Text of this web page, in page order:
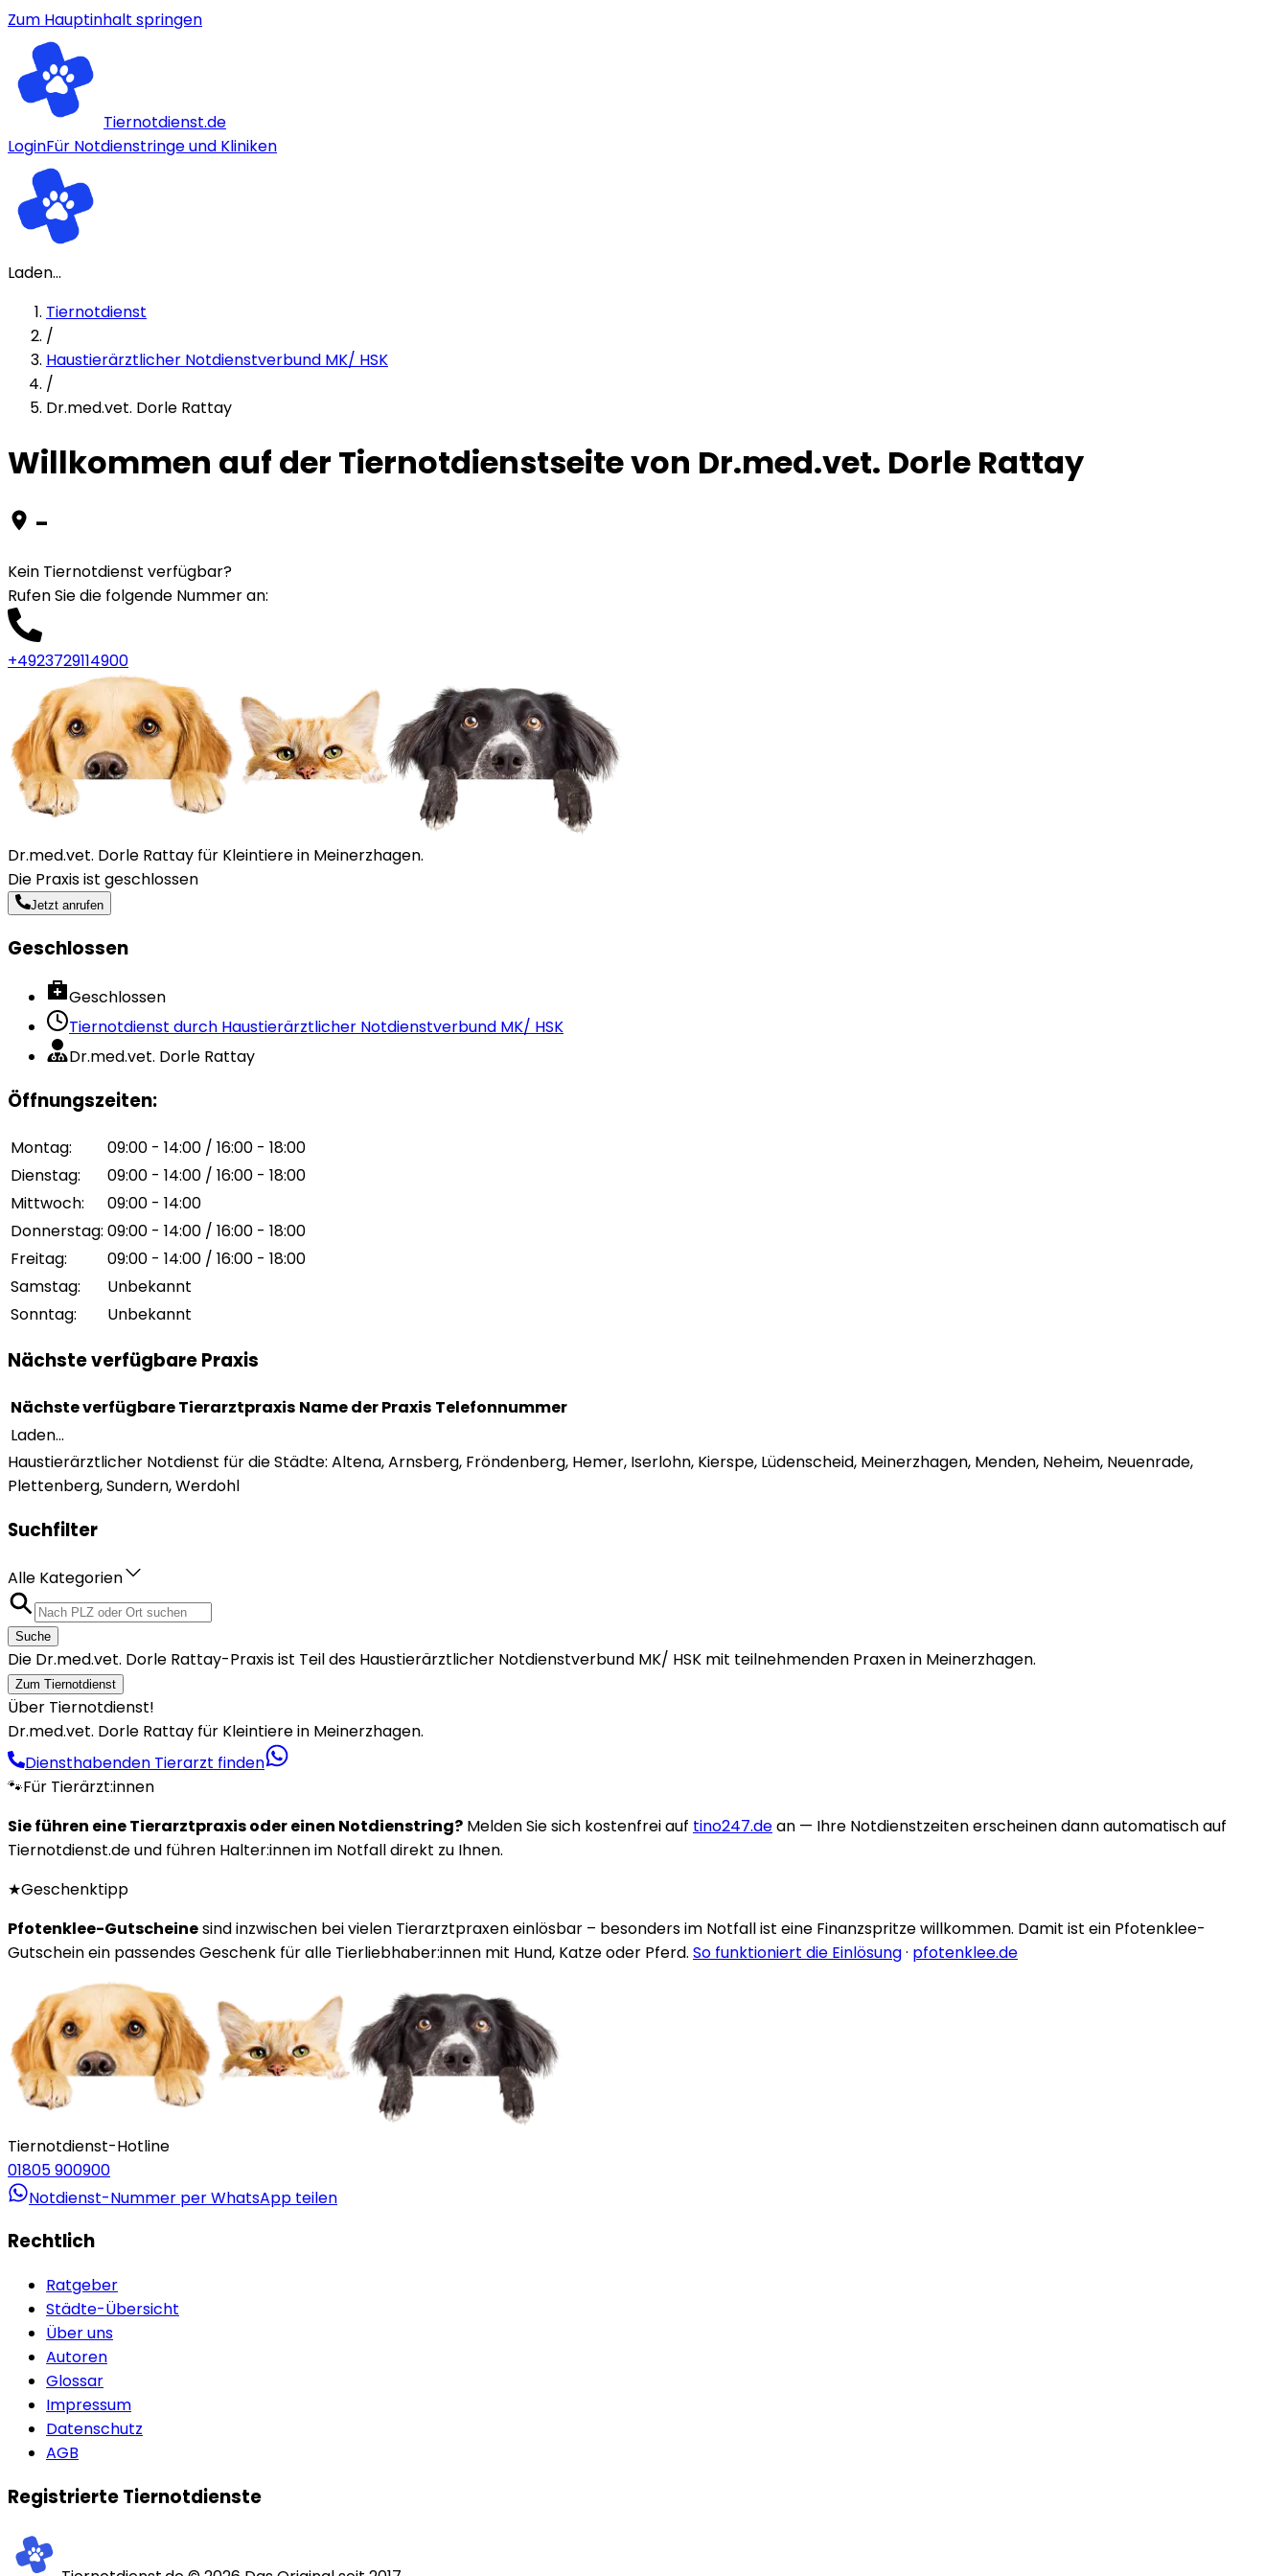
Zum Hauptinhalt springen
Tiernotdienst.de
LoginFür Notdienstringe und Kliniken
Laden...
Tiernotdienst
/
Haustierärztlicher Notdienstverbund MK/ HSK
/
Dr.med.vet. Dorle Rattay
Willkommen auf der Tiernotdienstseite von Dr.med.vet. Dorle Rattay
-
Kein Tiernotdienst verfügbar?
Rufen Sie die folgende Nummer an:
+4923729114900
Dr.med.vet. Dorle Rattay für Kleintiere in Meinerzhagen.
Die Praxis ist geschlossen
Jetzt anrufen
Geschlossen
Geschlossen
Tiernotdienst durch Haustierärztlicher Notdienstverbund MK/ HSK
Dr.med.vet. Dorle Rattay
Öffnungszeiten:
Montag:
09:00 - 14:00 / 16:00 - 18:00
Dienstag:
09:00 - 14:00 / 16:00 - 18:00
Mittwoch:
09:00 - 14:00
Donnerstag: 09:00 - 14:00 / 16:00 - 18:00
Freitag:
09:00 - 14:00 / 16:00 - 18:00
Samstag:
Unbekannt
Sonntag: Unbekannt
Nächste verfügbare Praxis
Nächste verfügbare Tierarztpraxis Name der Praxis Telefonnummer
Laden...
Haustierärztlicher Notdienst für die Städte: Altena, Arnsberg, Fröndenberg, Hemer, Iserlohn, Kierspe, Lüdenscheid, Meinerzhagen, Menden, Neheim, Neuenrade,
Plettenberg, Sundern, Werdohl
Suchfilter
Alle Kategorien
Suche
Die Dr.med.vet. Dorle Rattay-Praxis ist Teil des Haustierärztlicher Notdienstverbund MK/ HSK mit teilnehmenden Praxen in Meinerzhagen.
Zum Tiernotdienst
Über Tiernotdienst!
Dr.med.vet. Dorle Rattay für Kleintiere in Meinerzhagen.
Diensthabenden Tierarzt finden
🐾Für Tierärzt:innen
Sie führen eine Tierarztpraxis oder einen Notdienstring? Melden Sie sich kostenfrei auf tino247.dean — Ihre Notdienstzeiten erscheinen dann automatisch auf
Tiernotdienst.de und führen Halter:innen im Notfall direkt zu Ihnen.
★Geschenktipp
Pfotenklee-Gutscheinesind inzwischen bei vielen Tierarztpraxen einlösbar – besonders im Notfall ist eine Finanzspritze willkommen. Damit ist ein Pfotenklee-
Gutschein ein passendes Geschenk für alle Tierliebhaber:innen mit Hund, Katze oder Pferd. So funktioniert die Einlösung· pfotenklee.de
Tiernotdienst-Hotline
01805 900900
Notdienst-Nummer per WhatsApp teilen
Rechtlich
Ratgeber
Städte-Übersicht
Über uns
Autoren
Glossar
Impressum
Datenschutz
AGB
Registrierte Tiernotdienste